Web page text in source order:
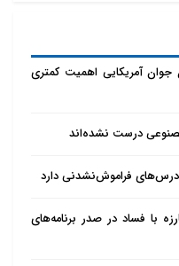
جوان آمریکایی اهمیت کمتری
درست نشده‌اند
درس‌های فراموش‌نشدنی دارد
با فساد در صدر برنامه‌های